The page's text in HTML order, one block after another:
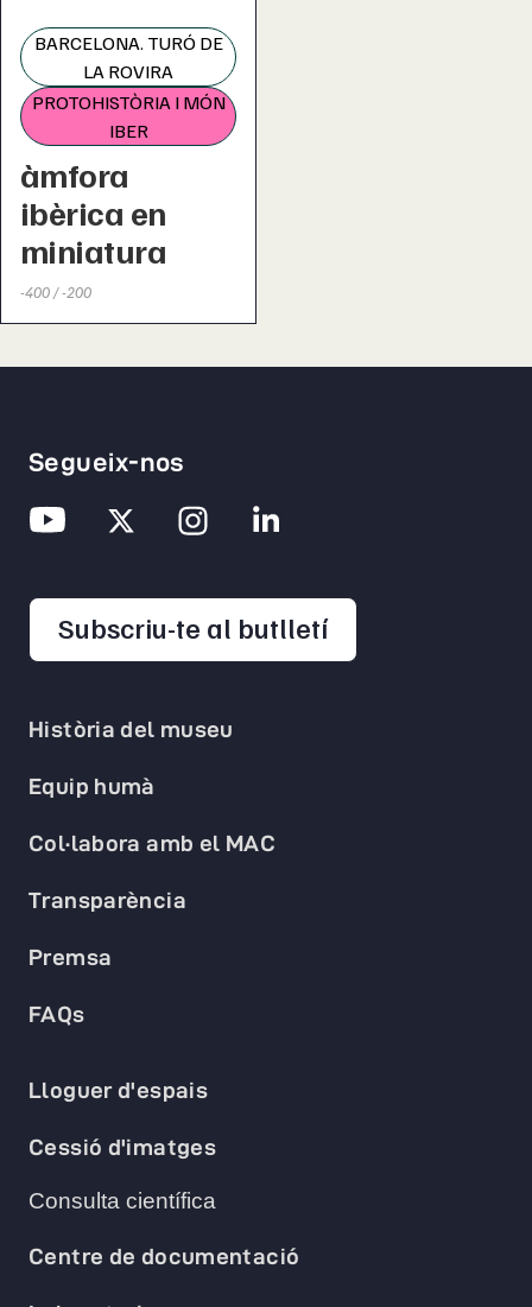
BARCELONA. TURÓ DE
LA ROVIRA
PROTOHISTÒRIA I MÓN
IBER
àmfora
ibèrica en
miniatura
-400 / -200
Història del museu
Equip humà
Col·labora amb el MAC
Transparència
Premsa
FAQs
Lloguer d'espais
Cessió d'imatges
Consulta científica
Centre de documentació
Segueix-nos
Subscriu-te al butlletíopens in a new